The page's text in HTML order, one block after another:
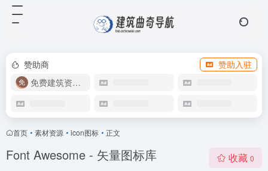
赞助商
赞助入驻
免费建筑资源库
首页 • 素材资源 • icon图标 • 正文
Font Awesome - 矢量图标库 收藏 0